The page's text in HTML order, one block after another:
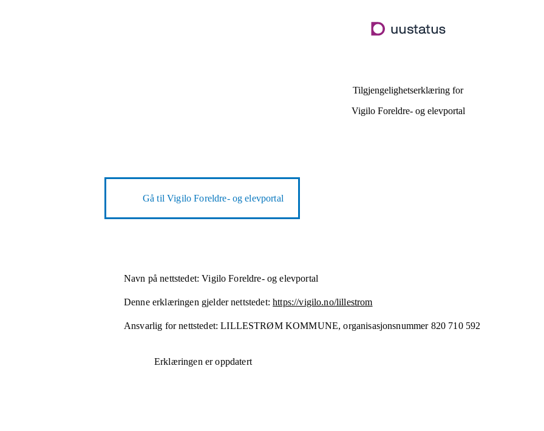
hovedinnhold
Tilgjengelighetserklæring for
Vigilo Foreldre- og elevportal
Gå tilVigilo Foreldre- og elevportal
Navn på nettstedet: Vigilo Foreldre- og elevportal
Denne erklæringen gjelder nettstedet: https://vigilo.no/lillestrom
Ansvarlig for nettstedet: LILLESTRØM KOMMUNE,organisasjonsnummer 820 710 592
Erklæringen er oppdatert